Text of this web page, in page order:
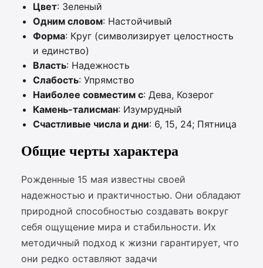
Цвет: Зеленый
Одним словом: Настойчивый
Форма: Круг (символизирует целостность
и единство)
Власть: Надежность
Слабость: Упрямство
Наиболее совместим с: Дева, Козерог
Камень-талисман: Изумрудный
Счастливые числа и дни: 6, 15, 24; Пятница
Общие черты характера
Рожденные 15 мая известны своей
надежностью и практичностью. Они обладают
природной способностью создавать вокруг
себя ощущение мира и стабильности. Их
методичный подход к жизни гарантирует, что
они редко оставляют задачи